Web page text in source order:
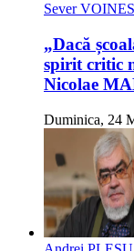
Sever
„Dacă
spirit critic
Nicolae
Duminica, 24